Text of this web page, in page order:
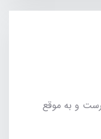
و به موقع